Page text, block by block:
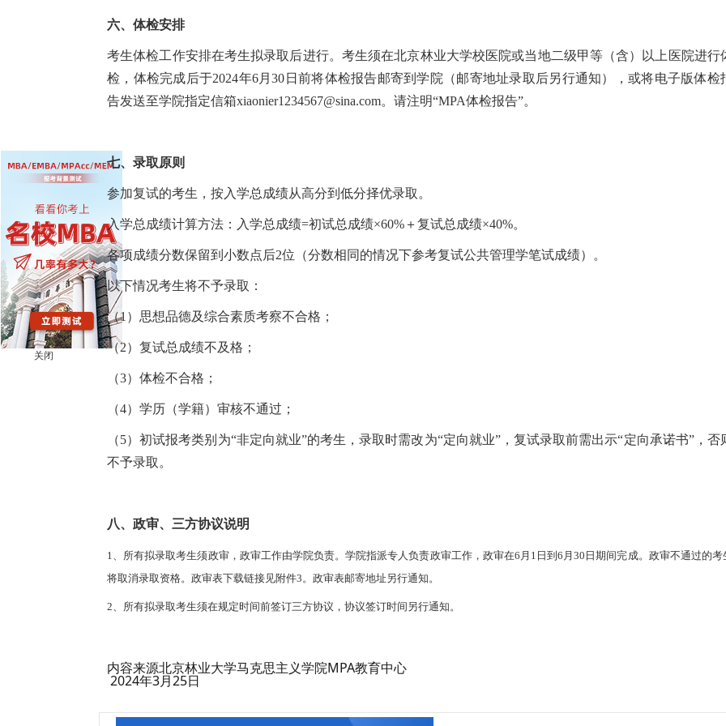
关闭
六、体检安排
考生体检工作安排在考生拟录取后进行。考生须在北京林业大学校医院或当地二级甲等（含）以上医院进行
检，体检完成后于2024年6月30日前将体检报告邮寄到学院（邮寄地址录取后另行通知），或将电子版体检
告发送至学院指定信箱xiaonier1234567@sina.com。请注明“MPA体检报告”。
七、录取原则
参加复试的考生，按入学总成绩从高分到低分择优录取。
入学总成绩计算方法：入学总成绩=初试总成绩×60%＋复试总成绩×40%。
各项成绩分数保留到小数点后2位（分数相同的情况下参考复试公共管理学笔试成绩）。
以下情况考生将不予录取：
（1）思想品德及综合素质考察不合格；
（2）复试总成绩不及格；
（3）体检不合格；
（4）学历（学籍）审核不通过；
（5）初试报考类别为“非定向就业”的考生，录取时需改为“定向就业”，复试录取前需出示“定向承诺书”，否
不予录取。
八、政审、三方协议说明
1、所有拟录取考生须政审，政审工作由学院负责。学院指派专人负责政审工作，政审在6月1日到6月30日期间完成。政审不通过的考
将取消录取资格。政审表下载链接见附件3。政审表邮寄地址另行通知。
2、所有拟录取考生须在规定时间前签订三方协议，协议签订时间另行通知。
内容来源北京林业大学马克思主义学院MPA教育中心
2024年3月25日